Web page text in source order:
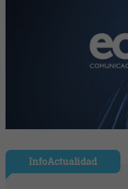
InfoActualidad